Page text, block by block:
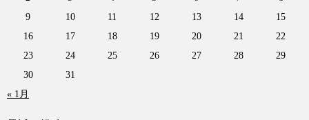
« 1月
9
10 11 12 13 14
15
16
17 18 19 20 21
22
23
24 25 26 27 28
29
30
31